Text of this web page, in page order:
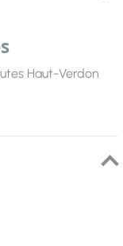
Haut-Verdon